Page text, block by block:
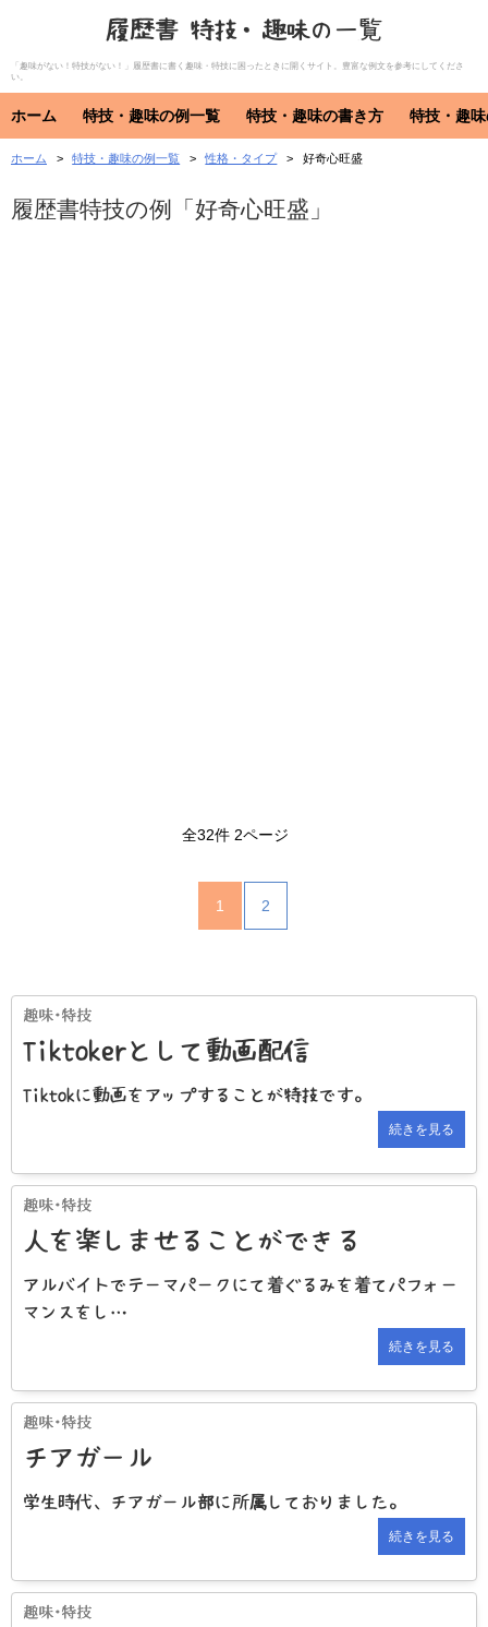
履歴書 特技・趣味の一覧
「趣味がない！特技がない！」履歴書に書く趣味・特技に困ったときに開くサイト。豊富な例文を参考にしてくださ
い。
ホーム 特技・趣味の例一覧
特技・趣味
資格・免許
特技・趣味の書き方
特技
趣味
資格・免許
特技・趣
ホーム 特技・趣味の例一覧 性格・タイプ 好奇心旺盛
履歴書特技の例「好奇心旺盛」
全32件 2ページ
1 2
Tiktokerとして動画配信
Tiktokに動画をアップすることが特技です。
続きを見る
人を楽しませることができる
アルバイトでテーマパークにて着ぐるみを着てパフォー
マンスをし…
続きを見る
チアガール
学生時代、チアガール部に所属しておりました。
続きを見る